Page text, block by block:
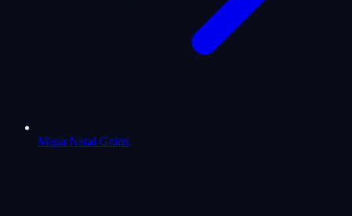
Mapa Natal Grátis